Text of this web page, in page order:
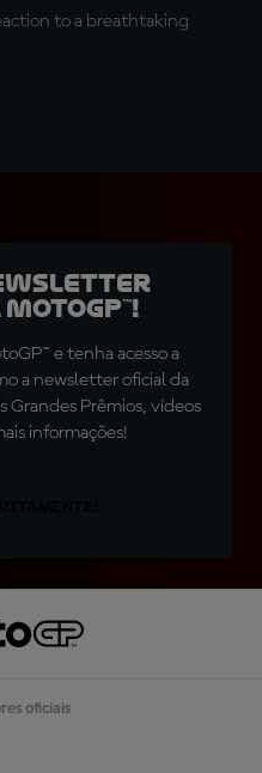
to a breathtaking
e tenha acesso a
a newsletter oficial da
Grandes Prêmios, vídeos
informações!
oficiais